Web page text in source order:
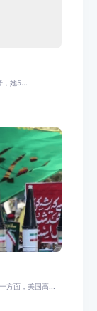
，她5...
方面，美国高...